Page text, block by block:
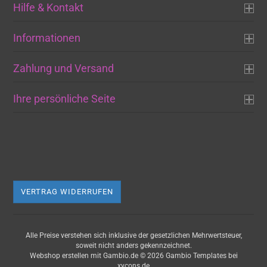
Hilfe & Kontakt
Informationen
Zahlung und Versand
Ihre persönliche Seite
VERTRAG WIDERRUFEN
Alle Preise verstehen sich inklusive der gesetzlichen Mehrwertsteuer,
soweit nicht anders gekennzeichnet.
Webshop erstellen mit Gambio.de © 2026 Gambio Templates bei